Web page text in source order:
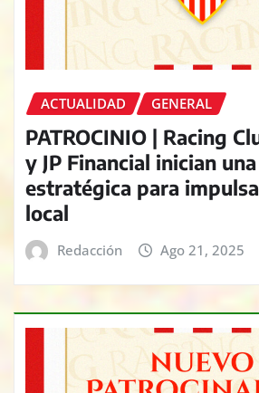
ACTUALIDAD GENERAL
PATROCINIO | Racing
y JP Financial inician
estratégica para
local
Redacción Ago 21, 2025